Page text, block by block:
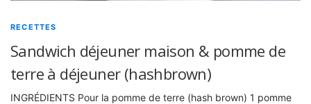
RECETTES
Sandwich déjeuner maison & pomme de
terre à déjeuner (hashbrown)
INGRÉDIENTS Pour la pomme de terre (hash brown) 1 pomme